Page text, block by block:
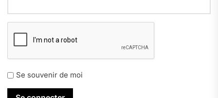
Se souvenir de moi